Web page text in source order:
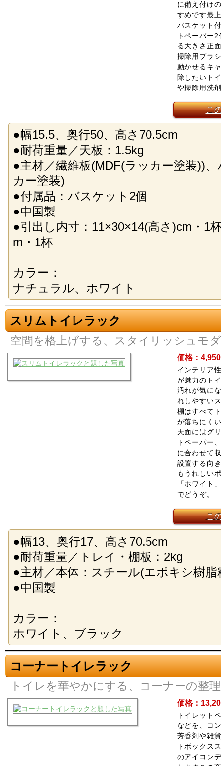
に備え付け
すめです最
バスケット
トペーパー
る大きさ正
掃除用ブラ
動かせるキ
除したいト
や掃除用洗
こ
●幅15.5、奥行50、高さ70.5cm
●耐荷重量／天板：1.5kg
●主材／繊維板(MDF(ラッカー塗装))
カー塗装)
●付属品：バスケット2個
●中国製
●引出し内寸：11×30×14(高さ)cm・1
m・1杯
カラー：
ナチュラル、ホワイト
スリムトイレラック
空間を格上げする、スタイリッシュモ
価格：
インテリア
が魅力のト
汚れが気に
れしやすい
棚はすべて
が落ちにく
天面にはグ
トペーパー
に合わせて
設置する向
もうれしい
「ホワイト
でどうぞ。
こ
●幅13、奥行17、高さ70.5cm
●耐荷重量／トレイ・棚板：2kg
●主材／本体：スチール(エポキシ樹脂
●中国製
カラー：
ホワイト、ブラック
コーナートイレラック
トイレを華やかにする、コーナーの整
価格：
トイレット
などを、コ
芳香剤や雑
トボックス
のアイコン